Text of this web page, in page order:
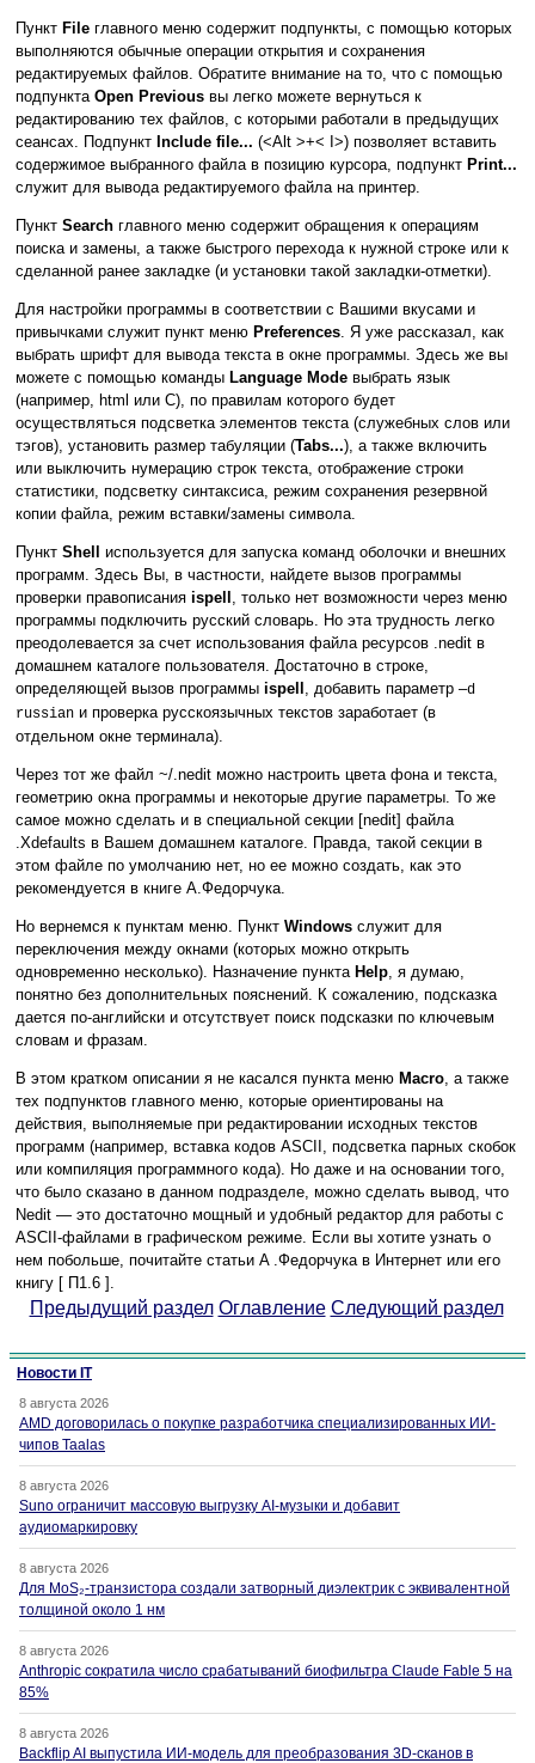
Пункт File главного меню содержит подпункты, с помощью которых
выполняются обычные операции открытия и сохранения
редактируемых файлов. Обратите внимание на то, что с помощью
подпункта Open Previous вы легко можете вернуться к
редактированию тех файлов, с которыми работали в предыдущих
сеансах. Подпункт Include file... (<Alt >+< I>) позволяет вставить
содержимое выбранного файла в позицию курсора, подпункт Print...
служит для вывода редактируемого файла на принтер.
Пункт Search главного меню содержит обращения к операциям
поиска и замены, а также быстрого перехода к нужной строке или к
сделанной ранее закладке (и установки такой закладки-отметки).
Для настройки программы в соответствии с Вашими вкусами и
привычками служит пункт меню Preferences . Я уже рассказал, как
выбрать шрифт для вывода текста в окне программы. Здесь же вы
можете с помощью команды Language Mode выбрать язык
(например, html или С), по правилам которого будет
осуществляться подсветка элементов текста (служебных слов или
тэгов), установить размер табуляции (Tabs...), а также включить
или выключить нумерацию строк текста, отображение строки
статистики, подсветку синтаксиса, режим сохранения резервной
копии файла, режим вставки/замены символа.
Пункт Shell используется для запуска команд оболочки и внешних
программ. Здесь Вы, в частности, найдете вызов программы
проверки правописания ispell , только нет возможности через меню
программы подключить русский словарь. Но эта трудность легко
преодолевается за счет использования файла ресурсов .nedit в
домашнем каталоге пользователя. Достаточно в строке,
определяющей вызов программы ispell , добавить параметр –d
russian и проверка русскоязычных текстов заработает (в
отдельном окне терминала).
Через тот же файл ~/.nedit можно настроить цвета фона и текста,
геометрию окна программы и некоторые другие параметры. То же
самое можно сделать и в специальной секции [nedit] файла
.Xdefaults в Вашем домашнем каталоге. Правда, такой секции в
этом файле по умолчанию нет, но ее можно создать, как это
рекомендуется в книге А.Федорчука.
Но вернемся к пунктам меню. Пункт Windows служит для
переключения между окнами (которых можно открыть
одновременно несколько). Назначение пункта Help , я думаю,
понятно без дополнительных пояснений. К сожалению, подсказка
дается по-английски и отсутствует поиск подсказки по ключевым
словам и фразам.
В этом кратком описании я не касался пункта меню Macro , а также
тех подпунктов главного меню, которые ориентированы на
действия, выполняемые при редактировании исходных текстов
программ (например, вставка кодов ASCII, подсветка парных скобок
или компиляция программного кода). Но даже и на основании того,
что было сказано в данном подразделе, можно сделать вывод, что
Nedit — это достаточно мощный и удобный редактор для работы с
ASCII-файлами в графическом режиме. Если вы хотите узнать о
нем побольше, почитайте статьи A .Федорчука в Интернет или его
книгу [ П1.6 ].
Предыдущий раздел Оглавление Следующий раздел
Новости IT
8 августа 2026
AMD договорилась о покупке разработчика специализированных ИИ-
чипов Taalas
8 августа 2026
Suno ограничит массовую выгрузку AI-музыки и добавит
аудиомаркировку
8 августа 2026
Для MoS₂-транзистора создали затворный диэлектрик с эквивалентной
толщиной около 1 нм
8 августа 2026
Anthropic сократила число срабатываний биофильтра Claude Fable 5 на
85%
8 августа 2026
Backflip AI выпустила ИИ-модель для преобразования 3D-сканов в